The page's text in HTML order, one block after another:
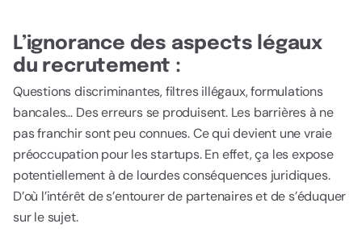
L’ignorance des aspects légaux
du recrutement :
Questions discriminantes, filtres illégaux, formulations
bancales… Des erreurs se produisent. Les barrières à ne
pas franchir sont peu connues. Ce qui devient une vraie
préoccupation pour les startups. En effet, ça les expose
potentiellement à de lourdes conséquences juridiques.
D’où l’intérêt de s’entourer de partenaires et de s’éduquer
sur le sujet.